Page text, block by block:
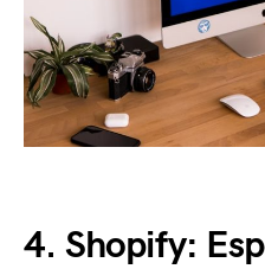
4. Shopify: